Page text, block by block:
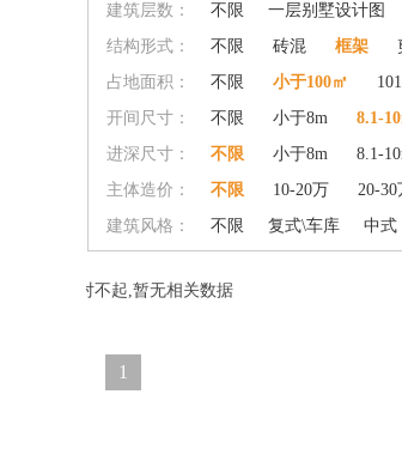
建筑层数： 不限 一层别墅设计图
结构形式：
不限 砖混 框架
占地面积：
不限 小于100㎡
开间尺寸：
不限 小于8m 8.1-
进深尺寸：
不限 小于8m 8.1-
主体造价：
不限 10-20万 20-30
建筑风格：
不限 复式\车库 中式
对不起,暂无相关数据
1